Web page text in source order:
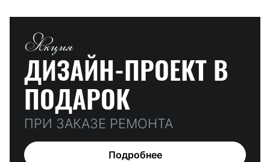
Акция
ДИЗАЙН-ПРОЕКТ В
ПОДАРОК
ПРИ ЗАКАЗЕ РЕМОНТА
Подробнее